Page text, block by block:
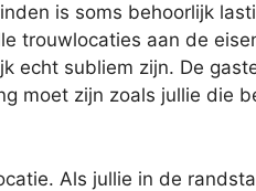
is soms behoorlijk
trouwlocaties aan de
echt subliem zijn. De
moet zijn zoals jullie die
Als jullie in de